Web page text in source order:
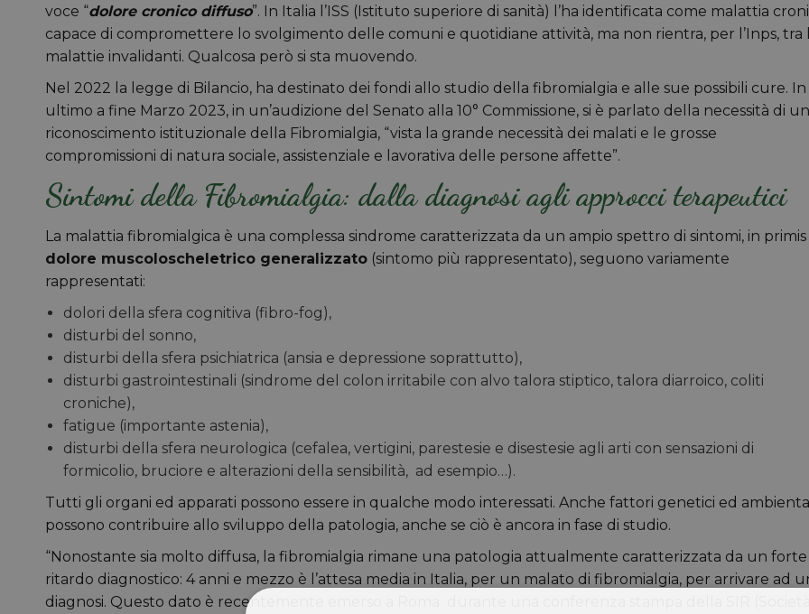
voce “dolore cronico diffuso”. In Italia l’ISS (Istituto superiore di sanità) l’ha identificata come malattia
capace di compromettere lo svolgimento delle comuni e quotidiane attività, ma non rientra, per l’Inps, tra
malattie invalidanti. Qualcosa però si sta muovendo.
Nel 2022 la legge di Bilancio, ha destinato dei fondi allo studio della fibromialgia e alle sue possibili cure. In
ultimo a fine Marzo 2023, in un’audizione del Senato alla 10° Commissione, si è parlato della necessità di un
riconoscimento istituzionale della Fibromialgia, “vista la grande necessità dei malati e le grosse
compromissioni di natura sociale, assistenziale e lavorativa delle persone affette”.
Sintomi della Fibromialgia: dalla diagnosi agli approcci terapeutici
La malattia fibromialgica è una complessa sindrome caratterizzata da un ampio spettro di sintomi, in primis
dolore muscoloscheletrico generalizzato (sintomo più rappresentato), seguono variamente
rappresentati:
dolori della sfera cognitiva (fibro-fog),
disturbi del sonno,
disturbi della sfera psichiatrica (ansia e depressione soprattutto),
disturbi gastrointestinali (sindrome del colon irritabile con alvo talora stiptico, talora diarroico, coliti
croniche),
fatigue (importante astenia),
disturbi della sfera neurologica (cefalea, vertigini, parestesie e disestesie agli arti con sensazioni di
formicolio, bruciore e alterazioni della sensibilità, ad esempio…).
Tutti gli organi ed apparati possono essere in qualche modo interessati. Anche fattori genetici ed
possono contribuire allo sviluppo della patologia, anche se ciò è ancora in fase di studio.
“Nonostante sia molto diffusa, la fibromialgia rimane una patologia attualmente caratterizzata da un forte
ritardo diagnostico: 4 anni e mezzo è l’attesa media in Italia, per un malato di fibromialgia, per arrivare ad
diagnosi. Questo dato è recentemente emerso a Roma durante una conferenza stampa della SIR (Società